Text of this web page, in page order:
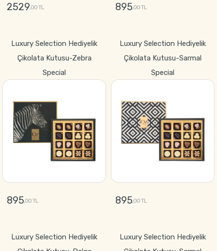
2529,00 TL 895,00 TL
Luxury Selection Hediyelik
Çikolata Kutusu-Zebra
Special
895,00 TL
Luxury Selection Hediyelik
Çikolata Kutusu-Sarmal
Special
895,00 TL
Luxury Selection Hediyelik
Luxury Selection Hediyelik